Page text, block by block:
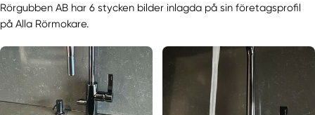
Rörgubben AB har 6 stycken bilder inlagda på sin företagsprofil
på Alla Rörmokare.